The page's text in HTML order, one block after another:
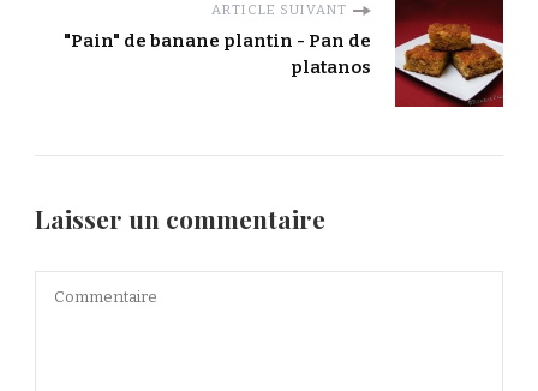
ARTICLE SUIVANT
"Pain" de banane plantin - Pan de
platanos
Laisser un commentaire